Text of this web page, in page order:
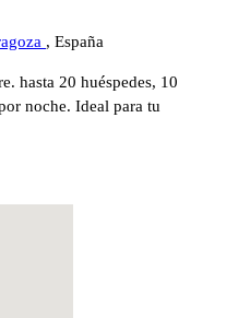
, España
hasta 20 huéspedes, 10
noche. Ideal para tu